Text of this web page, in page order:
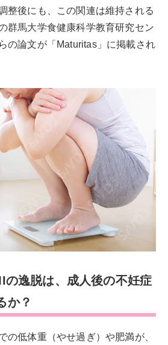
整後にも、この関連は維持される
群馬大学食健康科学教育研究セン
の論文が「Maturitas」に掲載され
の逸脱は、成人後の不妊症
か？
の低体重（やせ過ぎ）や肥満が、